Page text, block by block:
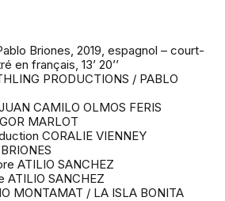
Briones, 2019, espagnol – court-
en français, 13’ 20’’
PRODUCTIONS / PABLO
CAMILO OLMOS FERIS
MARLOT
CORALIE VIENNEY
ATILIO SANCHEZ
ATILIO SANCHEZ
MONTAMAT / LA ISLA BONITA